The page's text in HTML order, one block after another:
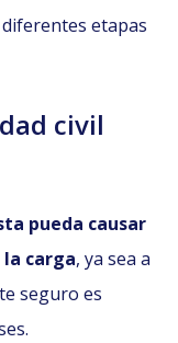
etapas
civil
pueda causar
carga, ya sea a
seguro es